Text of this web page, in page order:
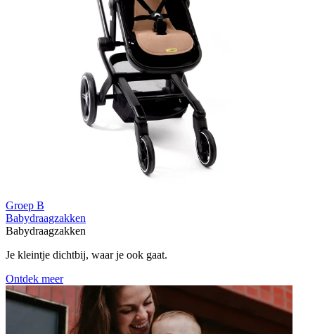
Groep B
Babydraagzakken
Babydraagzakken
Je kleintje dichtbij, waar je ook gaat.
Ontdek meer